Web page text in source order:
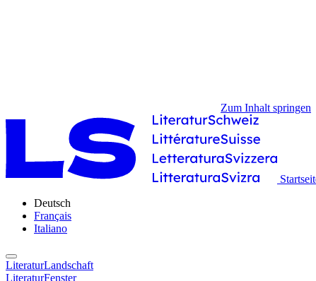
Zum Inhalt springen
Deutsch
Français
Italiano
LiteraturLandschaft
LiteraturFenster